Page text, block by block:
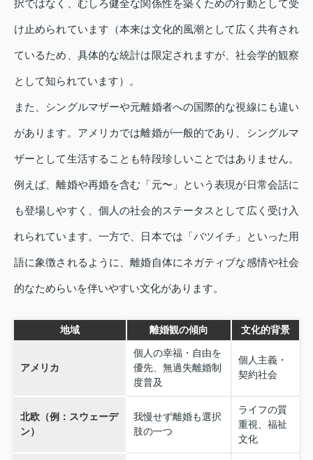
択ではなく、むしろ健全な関係性を築くための行動として受
け止められています（本来は文化的風潮として広く共有され
ているため、具体的な統計は限定されますが、社会学的観察
として知られています）。
また、シングルマザーや元離婚者への国際的な視線にも違い
があります。アメリカでは離婚が一般的であり、シングルマ
ザーとして生活することも特段珍しいことではありません。
例えば、離婚や再婚を含む「元〜」という表現が日常会話に
も登場しやすく、個人の社会的ステータスとして広く受け入
れられています。一方で、日本では「バツイチ」といった用
語に象徴されるように、離婚自体にネガティブな感情や社会
的なためらいを伴いやすい文化があります。
地域 離婚観の傾向 文化的背景
アメリカ
個人の幸福・自由を
優先、無過失離婚制
度普及
個人主義・
契約社会
北欧（例：スウェーデ
ン）
我慢せず離婚も選択
肢の一つ
ライフの質
重視、福祉
文化